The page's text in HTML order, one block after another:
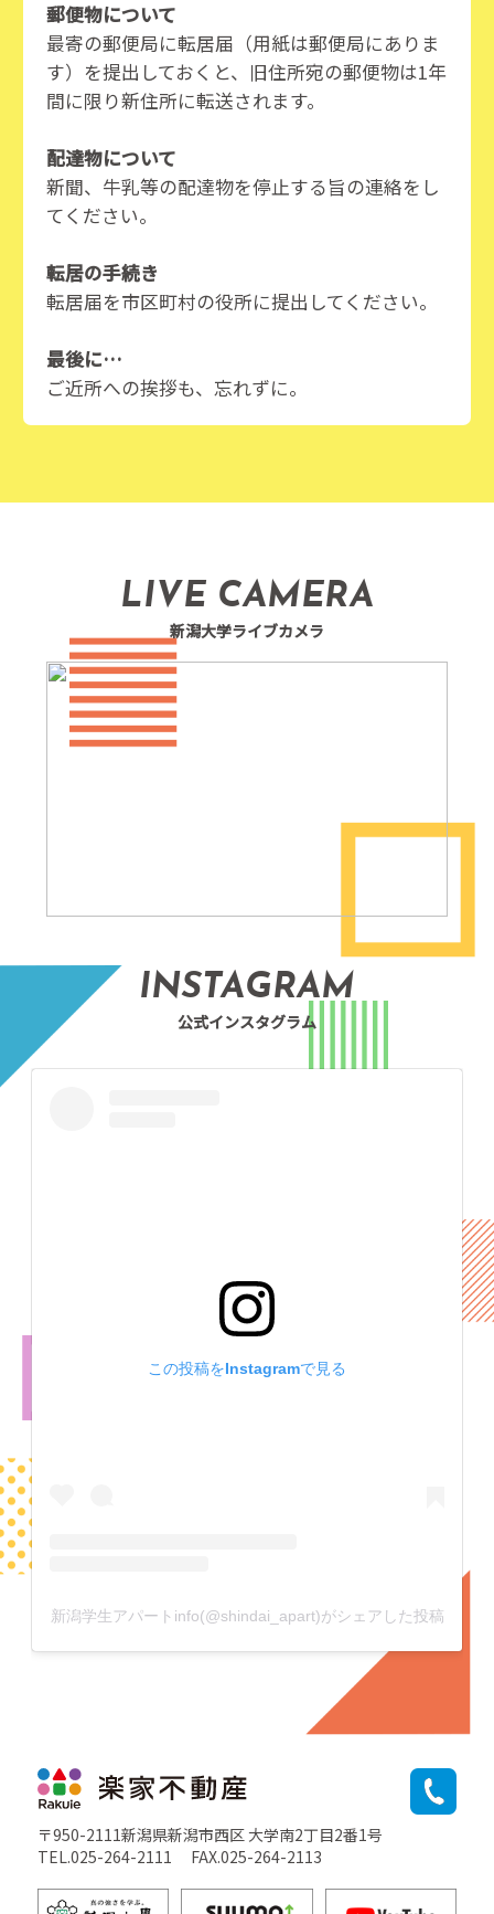
郵便物について
最寄の郵便局に転居届（用紙は郵便局にありま
す）を提出しておくと、旧住所宛の郵便物は1年
間に限り新住所に転送されます。
配達物について
新聞、牛乳等の配達物を停止する旨の連絡をし
てください。
転居の手続き
転居届を市区町村の役所に提出してください。
最後に…
ご近所への挨拶も、忘れずに。
LIVE CAMERA
新潟大学ライブカメラ
INSTAGRAM
公式インスタグラム
この投稿をInstagramで見る
新潟学生アパートinfo(@shindai_apart)がシェアした投稿
〒950-2111新潟県新潟市西区 大学南2丁目2番1号
TEL.025-264-2111
FAX.025-264-2113